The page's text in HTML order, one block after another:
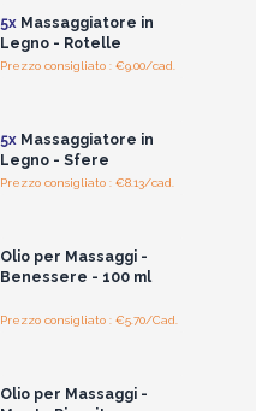
5xMassaggiatore in
Legno - Rotelle
Prezzo consigliato : €9.00/cad.
5xMassaggiatore in
Legno - Sfere
Prezzo consigliato : €8.13/cad.
Olio per Massaggi -
Benessere - 100 ml
Prezzo consigliato : €5.70/Cad.
Olio per Massaggi -